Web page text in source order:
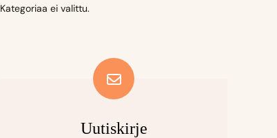
Kategoriaa ei valittu.
Uutiskirje